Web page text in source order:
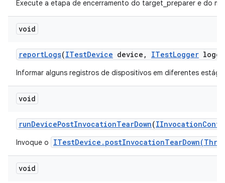
Execute a etapa de encerramento do target_preparer e do
void
reportLogs(ITestDevice device , ITestLogger
Informar alguns registros de dispositivos em diferentes
void
runDevicePostInvocationTearDown(IInvocation
Invoque o
void